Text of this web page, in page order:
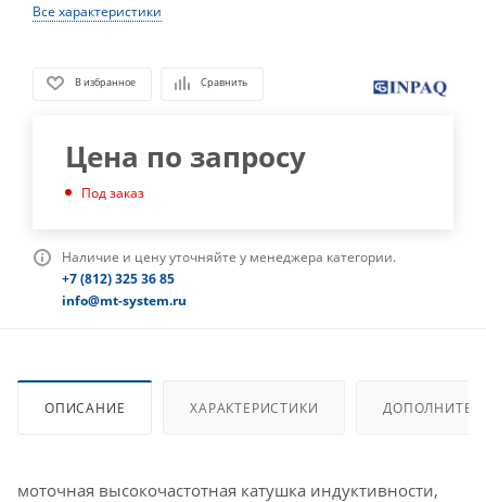
Все характеристики
В избранное Сравнить
Цена по запросу
Под заказ
Наличие и цену уточняйте у менеджера категории.
+7 (812) 325 36 85
info@mt-system.ru
ОПИСАНИЕ ХАРАКТЕРИСТИКИ
моточная высокочастотная катушка индуктивности,